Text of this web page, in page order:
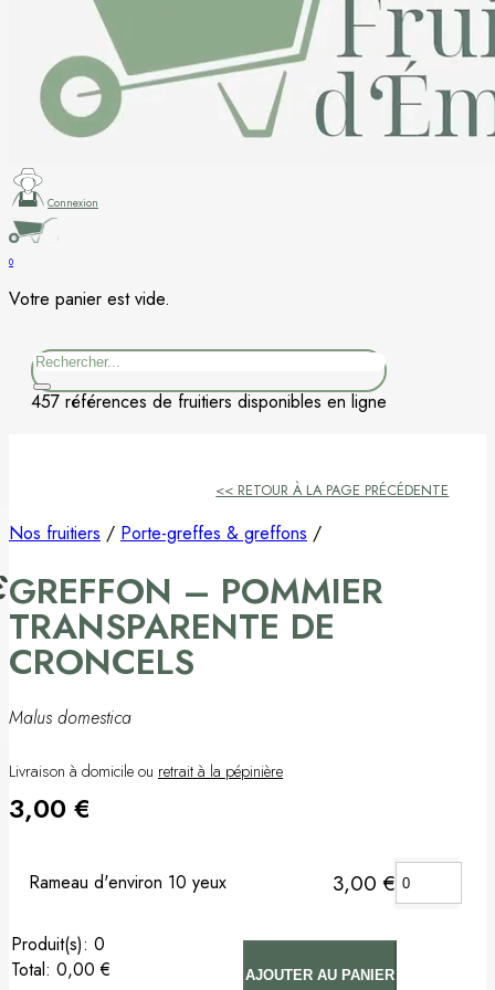
Figuier
Kaki
Nashi
Nectarine
Noisetier
Pêcher
Pommier
Prunier
Porte-greffes & greffons
Non classé
Connexion
0
Votre panier est vide.
Rechercher
457 références de fruitiers disponibles en ligne
Nos fruitiers / Porte-greffes & greffons /
GREFFON – POMMIER
TRANSPARENTE DE
CRONCELS
Malus domestica
Livraison à domicile ou retrait à la pépinière
3,00 €
Rameau d'environ 10 yeux 3,00 €
: 0
Total: 0,00 € AJOUTER AU PANIER
<< RETOUR À LA PAGE PRÉCÉDENTE